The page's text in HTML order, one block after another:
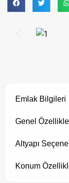
Emlak Bilgileri
Genel
Altyapı
Konum